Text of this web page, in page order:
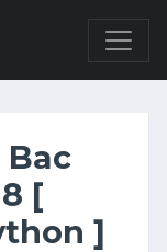
Bac
[
]